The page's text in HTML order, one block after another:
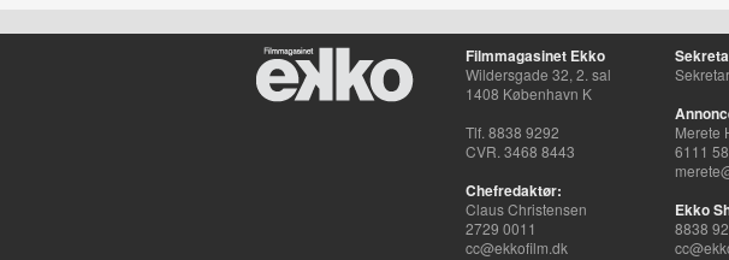
Filmmagasinet Ekko
Wildersgade 32, 2. sal
1408 København K
Tlf. 8838 9292
CVR. 3468 8443
Chefredaktør:
Claus Christensen
2729 0011
cc@ekkofilm.dk
Merete
6111
Ekko
8838